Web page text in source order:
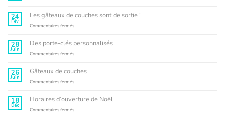
L’Atelier
Kyko
s’engage
24
Fév
Les gâteaux de couches sont de sortie !
Commentaires ferméssur
de
couches
sortie
!
28
Juin
Des porte-clés personnalisés
Commentaires ferméssur
clés
personnalisés
26
Juin
Gâteaux de couches
Commentaires ferméssur
couches
18
Déc
Horaires d’ouverture de Noël
Commentaires ferméssur